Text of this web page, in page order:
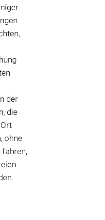
der
die
ohne
fahren,